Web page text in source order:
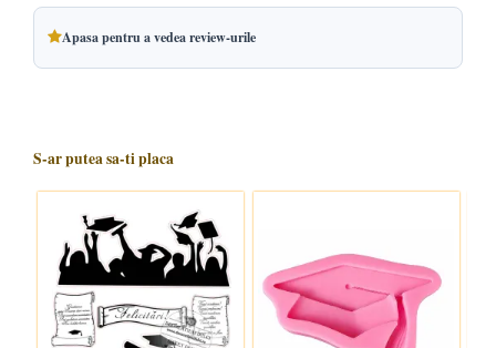
Apasa pentru a vedea review-urile
S-ar putea sa-ti placa